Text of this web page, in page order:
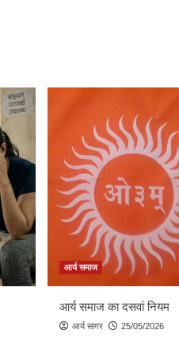
आर्य समाज
आर्य समाज का दसवां नियम
आर्य सागर 25/05/2026